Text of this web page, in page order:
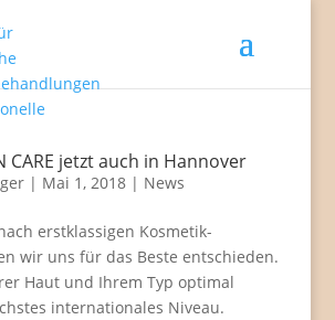
CARE jetzt auch in Hannover
| Mai 1, 2018| News
erstklassigen Kosmetik-
wir uns für das Beste entschieden.
Haut und Ihrem Typ optimal
internationales Niveau.